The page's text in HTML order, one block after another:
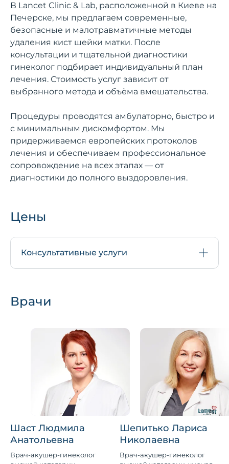
В Lancet Clinic & Lab, расположенной в Киеве на
Печерске, мы предлагаем современные,
безопасные и малотравматичные методы
удаления кист шейки матки. После
консультации и тщательной диагностики
гинеколог подбирает индивидуальный план
лечения. Стоимость услуг зависит от
выбранного метода и объёма вмешательства.
Процедуры проводятся амбулаторно, быстро и
с минимальным дискомфортом. Мы
придерживаемся европейских протоколов
лечения и обеспечиваем профессиональное
сопровождение на всех этапах — от
диагностики до полного выздоровления.
Цены
Консультативные услуги
Врачи
Шаст Людмила
Анатольевна
Врач-акушер-гинеколог
Шепитько Лариса
Николаевна
Врач-акушер-гинеколог